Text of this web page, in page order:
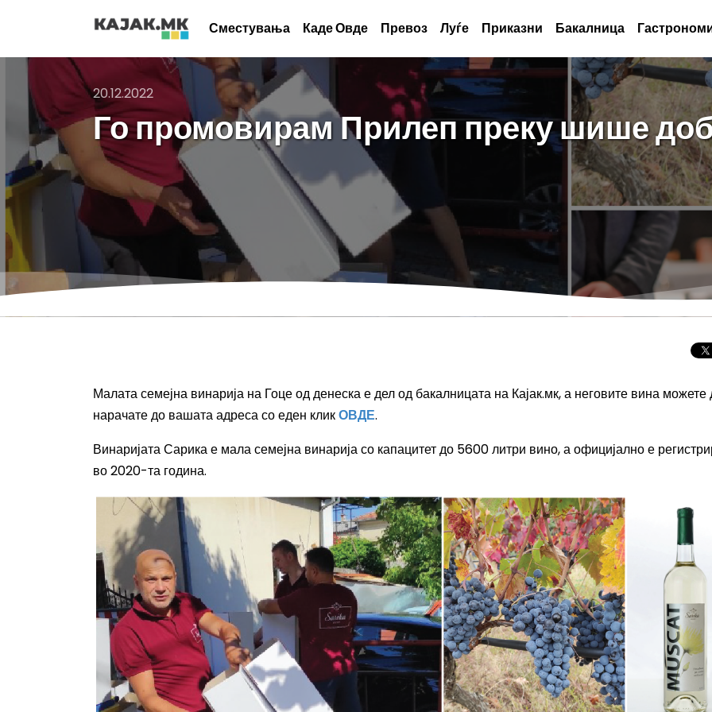
Сместувања Каде Овде Превоз Луѓе Приказни Бакалница
20.12.2022
Го промовирам Прилеп преку шише
Малата семејна винарија на Гоце од денеска е дел од бакалницата на Кајак.мк, а неговите вина можете
нарачате до вашата адреса со еден кликОВДЕ.
Винаријата Сарика е мала семејна винарија со капацитет до 5600 литри вино, а официјално е
во 2020-та година.
Целосно
Сонцето 2026:
најголемиот
во Европа